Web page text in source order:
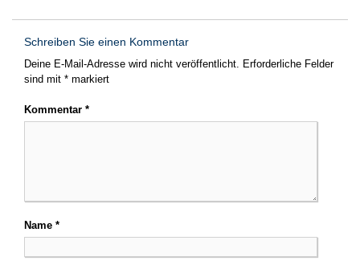
Schreiben Sie einen Kommentar
Deine E-Mail-Adresse wird nicht veröffentlicht. Erforderliche Felder
sind mit * markiert
Kommentar *
Name *